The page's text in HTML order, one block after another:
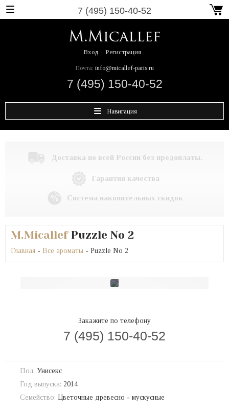
7 (495) 150-40-52
Вход Регистрация
Почта: info@micallef-paris.ru
7 (495) 150-40-52
Навигация
Доставка по всей России без предоплаты.
Гарантия качества
Система накопительных скидок
M.MicallefPuzzle No 2
Главная - Все ароматы - Puzzle No 2
Закажите по телефону
7 (495) 150-40-52
Пол: Унисекс
Год выпуска: 2014
Семейство: Цветочные древесно - мускусные